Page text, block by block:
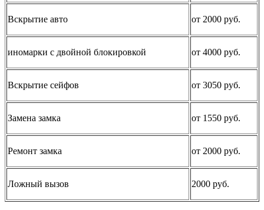
Вскрытие авто от 2000 руб.
иномарки с двойной блокировкой от 4000 руб.
Вскрытие сейфов от 3050 руб.
Замена замка от 1550 руб.
Ремонт замка от 2000 руб.
Ложный вызов 2000 руб.